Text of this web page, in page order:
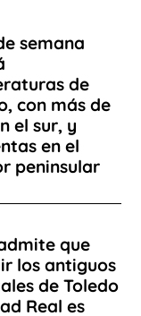
semana
de
con más de
el sur, y
en el
peninsular
que
los antiguos
de Toledo
Real es